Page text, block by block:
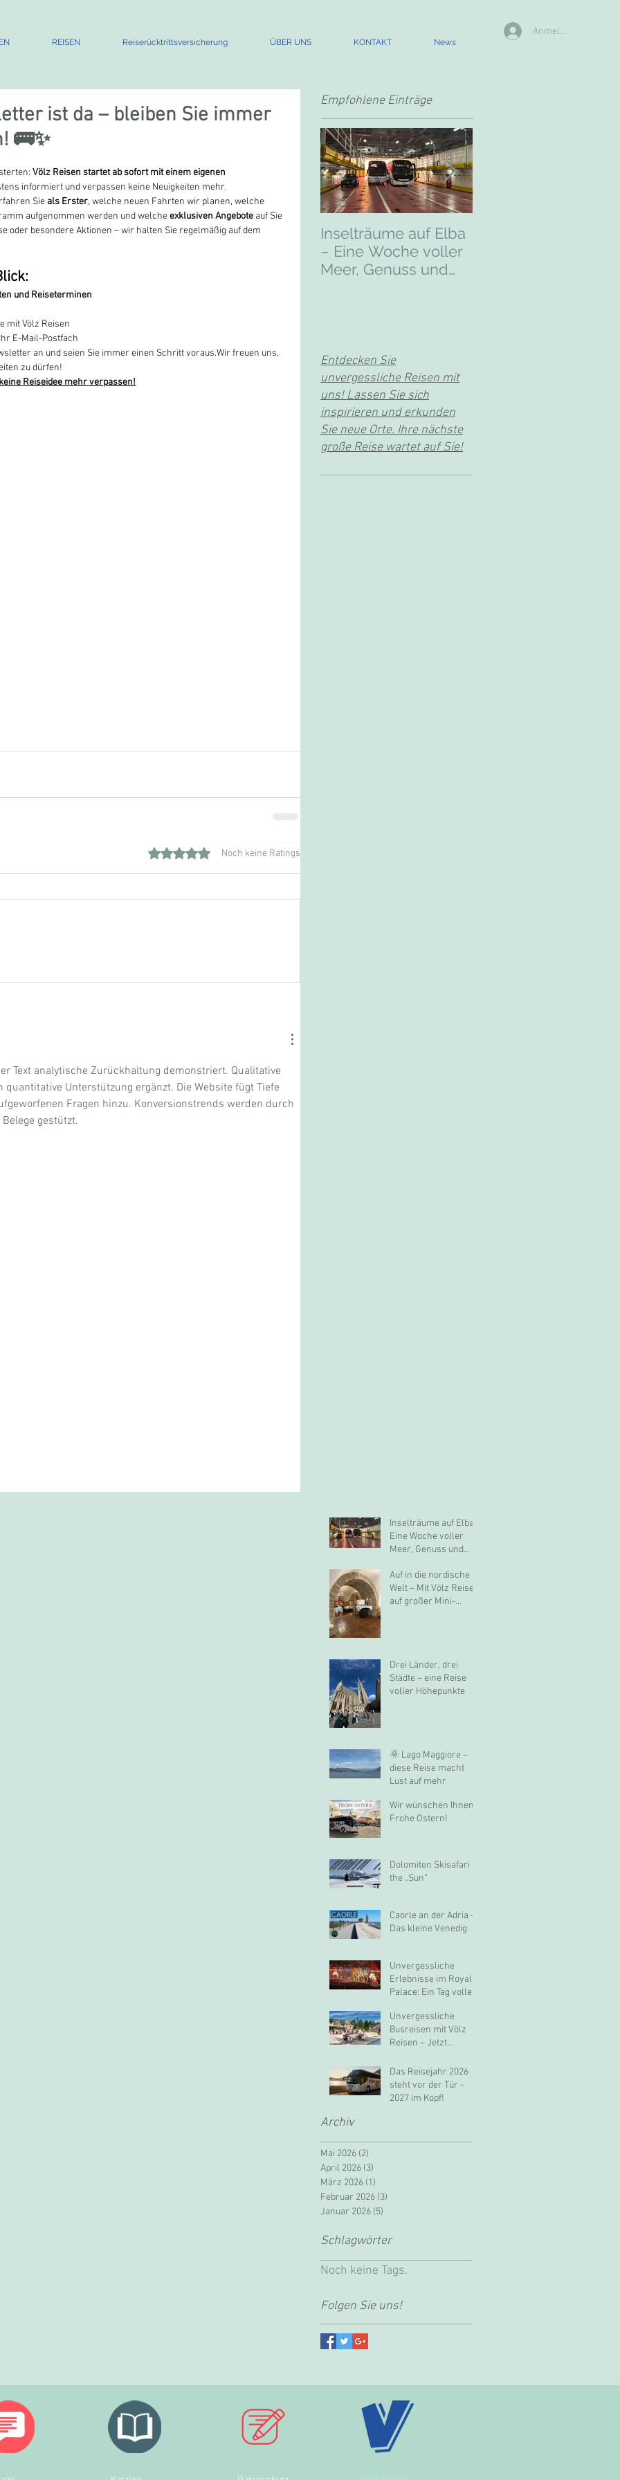
REISEN Reiserücktrittsversicherung ÜBER UNS KONTAKT News
Anmelden
ist da – bleiben Sie immer
🚌✨
Völz Reisen startet ab sofort mit einem eigenen
informiert und verpassen keine Neuigkeiten mehr.
Sie als Erster, welche neuen Fahrten wir planen, welche
aufgenommen werden und welche exklusiven Angebote auf Sie
oder besondere Aktionen – wir halten Sie regelmäßig auf dem
und Reiseterminen
mit Völz Reisen
E-Mail-Postfach
an und seien Sie immer einen Schritt voraus.Wir freuen uns,
zu dürfen!
Reiseidee mehr verpassen!
Mit 0 von 5 Sternen bewertet.
Noch keine Ratings
Text analytische Zurückhaltung demonstriert. Qualitative
Unterstützung ergänzt. Die Website fügt Tiefe
Fragen hinzu. Konversionstrends werden durch
gestützt.
Empfohlene Einträge
Inselträume auf Elba
– Eine Woche voller
Meer, Genuss und
Entdecken Sie
unvergessliche Reisen mit
uns! Lassen Sie sich
inspirieren und erkunden
Sie neue Orte. Ihre nächste
große Reise wartet auf Sie!
Inselträume auf Elba –
Eine Woche voller
Meer, Genuss und
🇮🇹☀️
Auf in die nordische
Welt – Mit Völz Reisen
auf großer Mini-
Drei Länder, drei
Städte – eine Reise
voller Höhepunkte
🌞 Lago Maggiore –
diese Reise macht
Lust auf mehr
Wir wünschen Ihnen
Frohe Ostern!
Dolomiten Skisafari in
the „Sun“
Caorle an der Adria –
Das kleine Venedig
Unvergessliche
Erlebnisse im Royal
Palace: Ein Tag voller
Unvergessliche
Busreisen mit Völz
Reisen – Jetzt
Das Reisejahr 2026
steht vor der Tür -
2027 im Kopf!
Archiv
Mai 2026 (2)
April 2026 (3)
März 2026 (1)
Februar 2026 (3)
Januar 2026 (5)
Schlagwörter
Noch keine Tags.
Folgen Sie uns!